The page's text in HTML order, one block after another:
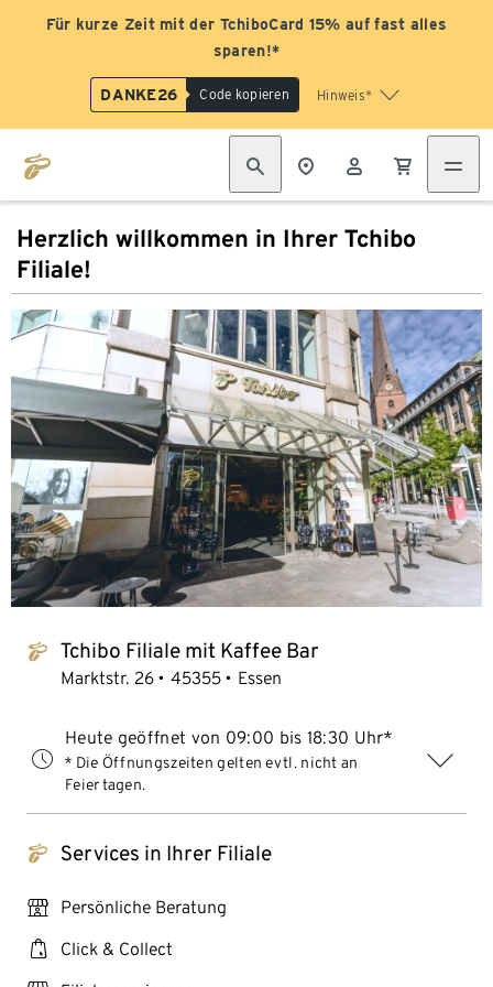
Für kurze Zeit mit der TchiboCard 15% auf fast alles
sparen!*
DANKE26 Code kopieren Hinweis*
Herzlich willkommen in Ihrer Tchibo
Filiale!
tchibo_logo Tchibo Filiale mit Kaffee Bar
Marktstr. 26 45355 Essen
Heute geöffnet von 09:00 bis 18:30 Uhr*
* Die Öffnungszeiten gelten evtl. nicht an
Feiertagen.
tchibo_logo Services in Ihrer Filiale
personal_services Persönliche Beratung
click_collect Click & Collect